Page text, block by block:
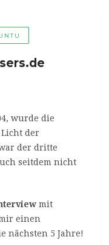
wurde die
Licht der
der dritte
seitdem nicht
mit
einen
nächsten 5 Jahre!